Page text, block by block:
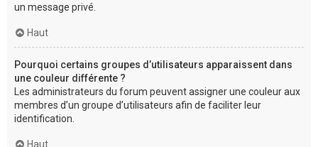
un message privé.
Haut
Pourquoi certains groupes d’utilisateurs apparaissent dans
une couleur différente ?
Les administrateurs du forum peuvent assigner une couleur aux
membres d’un groupe d’utilisateurs afin de faciliter leur
identification.
Haut